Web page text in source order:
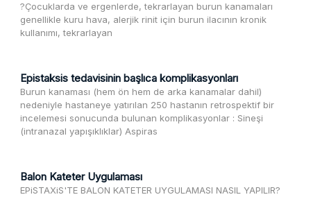
?Çocuklarda ve ergenlerde, tekrarlayan burun kanamaları
genellikle kuru hava, alerjik rinit için burun ilacının kronik
kullanımı, tekrarlayan
Epistaksis tedavisinin başlıca komplikasyonları
Burun kanaması (hem ön hem de arka kanamalar dahil)
nedeniyle hastaneye yatırılan 250 hastanın retrospektif bir
incelemesi sonucunda bulunan komplikasyonlar : Sineşi
(intranazal yapışıklıklar) Aspiras
Balon Kateter Uygulaması
EPiSTAXiS'TE BALON KATETER UYGULAMASI NASIL YAPILIR?